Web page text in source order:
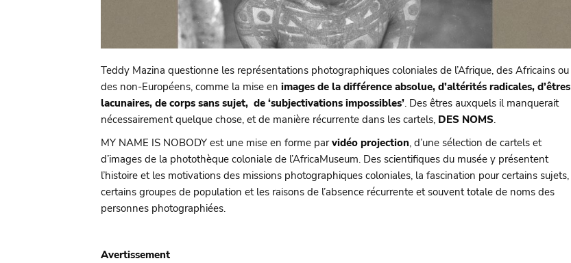
Teddy Mazina questionne les représentations photographiques coloniales de l’Afrique, des Africains ou
des non-Européens, comme la mise en images de la différence absolue, d’altérités radicales, d’êtres
lacunaires, de corps sans sujet, de ‘subjectivations impossibles’. Des êtres auxquels il manquerait
nécessairement quelque chose, et de manière récurrente dans les cartels, DES NOMS.
MY NAME IS NOBODY est une mise en forme parvidéo projection, d’une sélection de cartels et
d’images de la photothèque coloniale de l’AfricaMuseum. Des scientifiques du musée y présentent
l’histoire et les motivations des missions photographiques coloniales, la fascination pour certains sujets,
certains groupes de population et les raisons de l’absence récurrente et souvent totale de noms des
personnes photographiées.
Avertissement